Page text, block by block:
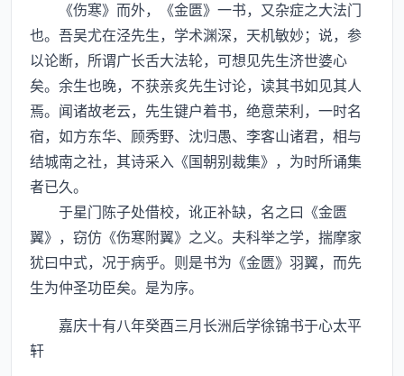
《伤寒》而外，《金匮》一书，又杂症之大法门
也。吾吴尤在泾先生，学术渊深，天机敏妙；说，参
以论断，所谓广长舌大法轮，可想见先生济世婆心
矣。余生也晚，不获亲炙先生讨论，读其书如见其人
焉。闻诸故老云，先生键户着书，绝意荣利，一时名
宿，如方东华、顾秀野、沈归愚、李客山诸君，相与
结城南之社，其诗采入《国朝别裁集》，为时所诵集
者已久。
于星门陈子处借校，讹正补缺，名之曰《金匮
翼》，窃仿《伤寒附翼》之义。夫科举之学，揣摩家
犹曰中式，况于病乎。则是书为《金匮》羽翼，而先
生为仲圣功臣矣。是为序。
嘉庆十有八年癸酉三月长洲后学徐锦书于心太平
轩